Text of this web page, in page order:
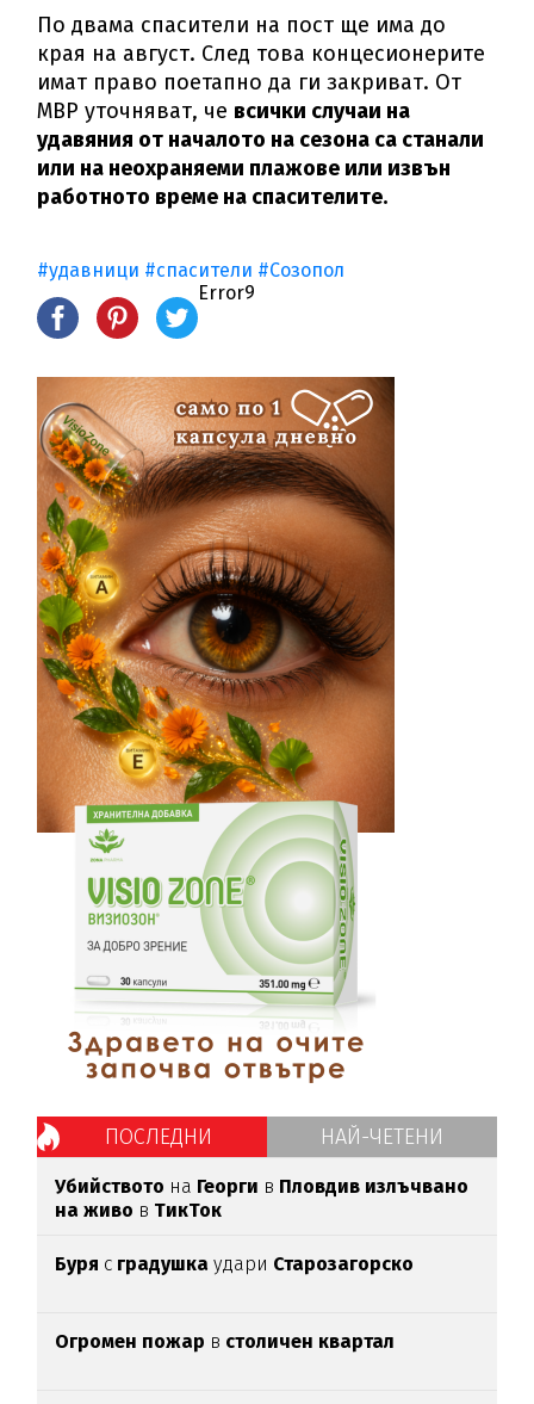
По двама спасители на пост ще има до
края на август. След това концесионерите
имат право поетапно да ги закриват. От
МВР уточняват, че всички случаи на
удавяния от началото на сезона са станали
или на неохраняеми плажове или извън
работното време на спасителите.
#удавници #спасители #Созопол
Error9
ПОСЛЕДНИ НАЙ-ЧЕТЕНИ
Убийството на Георги в Пловдив излъчвано
на живо в ТикТок
Буря с градушкаудари Старозагорско
Огромен пожар в столичен квартал